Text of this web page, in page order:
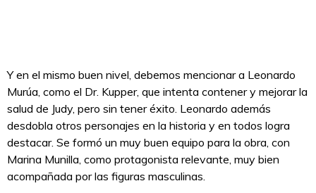
Y en el mismo buen nivel, debemos mencionar a Leonardo
Murúa, como el Dr. Kupper, que intenta contener y mejorar la
salud de Judy, pero sin tener éxito. Leonardo además
desdobla otros personajes en la historia y en todos logra
destacar. Se formó un muy buen equipo para la obra, con
Marina Munilla, como protagonista relevante, muy bien
acompañada por las figuras masculinas.